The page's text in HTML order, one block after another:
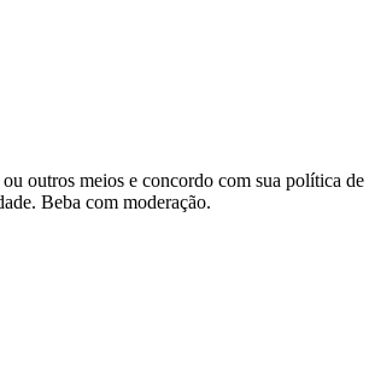
outros meios e concordo com sua política de
Beba com moderação.